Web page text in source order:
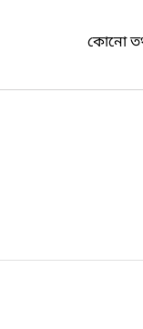
কোনো